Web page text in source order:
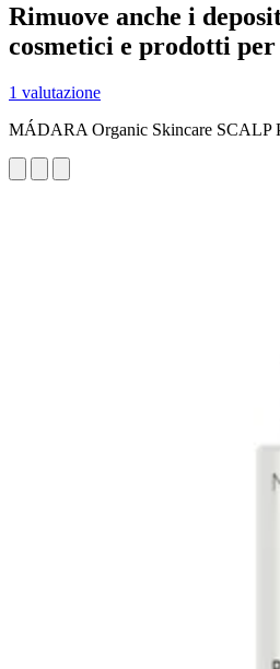
Rimuove anche i
cosmetici e prodotti
1 valutazione
MÁDARA Organic Skincare SCALP